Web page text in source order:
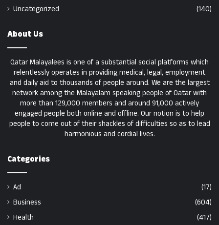
Uncategorized
(140)
About Us
Qatar Malayalees is one of a substantial social platforms which
relentlessly operates in providing medical, legal, employment
and daily aid to thousands of people around. We are the largest
network among the Malayalam speaking people of Qatar with
more than 129,000 members and around 91,000 actively
engaged people both online and offline. Our notion is to help
people to come out of their shackles of difficulties so as to lead
harmonious and cordial lives.
Categories
Ad
(17)
Business
(604)
Health
(417)